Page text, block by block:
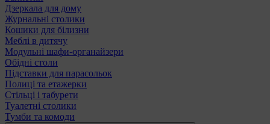
Дзеркала для дому
Журнальні столики
Кошики для білизни
Меблі в дитячу
Модульні шафи-органайзери
Обідні столи
Підставки для парасольок
Полиці та етажерки
Стільці і табурети
Туалетні столики
Тумби та комоди